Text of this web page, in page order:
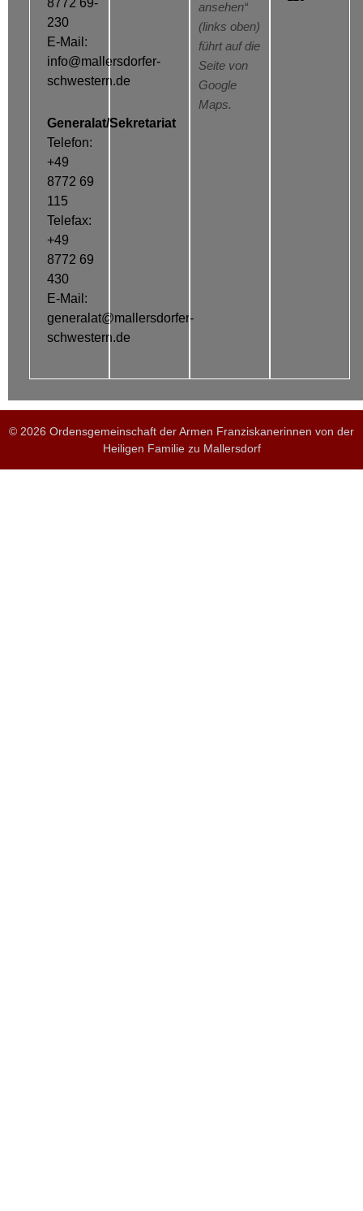
8772 69-
230
E-Mail:
info@mallersdorfer-
schwestern.de
Generalat/Sekretariat
Telefon:
+49
8772 69
115
Telefax:
+49
8772 69
430
E-Mail:
generalat@mallersdorfer-
schwestern.de
ansehen“
(links oben)
führt auf die
Seite von
Google
Maps.
© 2026 Ordensgemeinschaft der Armen Franziskanerinnen von der
Heiligen Familie zu Mallersdorf